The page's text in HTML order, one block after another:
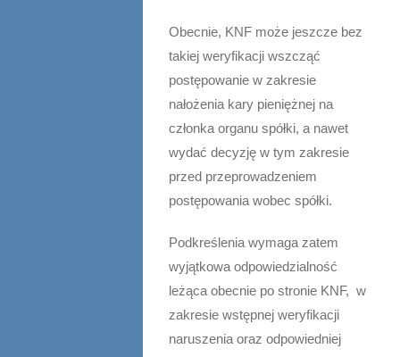
Obecnie, KNF może jeszcze bez
takiej weryfikacji wszcząć
postępowanie w zakresie
nałożenia kary pieniężnej na
członka organu spółki, a nawet
wydać decyzję w tym zakresie
przed przeprowadzeniem
postępowania wobec spółki.
Podkreślenia wymaga zatem
wyjątkowa odpowiedzialność
leżąca obecnie po stronie KNF, w
zakresie wstępnej weryfikacji
naruszenia oraz odpowiedniej